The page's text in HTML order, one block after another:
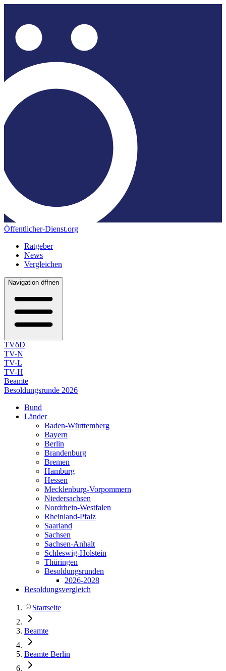
Öffentlicher-Dienst.org
Ratgeber
News
Vergleichen
Navigation öffnen
TVöD
TV-N
TV-L
TV-H
Beamte
Besoldungsrunde 2026
Bund
Länder
Baden-Württemberg
Bayern
Berlin
Brandenburg
Bremen
Hamburg
Hessen
Mecklenburg-Vorpommern
Niedersachsen
Nordrhein-Westfalen
Rheinland-Pfalz
Saarland
Sachsen
Sachsen-Anhalt
Schleswig-Holstein
Thüringen
Besoldungsrunden
2026-2028
Besoldungsvergleich
Startseite
Beamte
Beamte Berlin